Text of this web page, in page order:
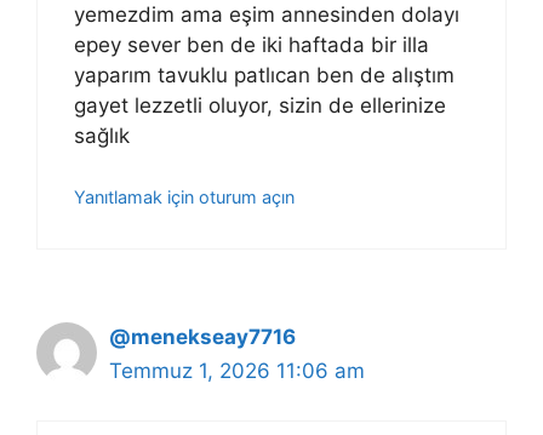
yemezdim ama eşim annesinden dolayı
epey sever ben de iki haftada bir illa
yaparım tavuklu patlıcan ben de alıştım
gayet lezzetli oluyor, sizin de ellerinize
sağlık
Yanıtlamak için oturum açın
@menekseay7716
Temmuz 1, 2026 11:06 am